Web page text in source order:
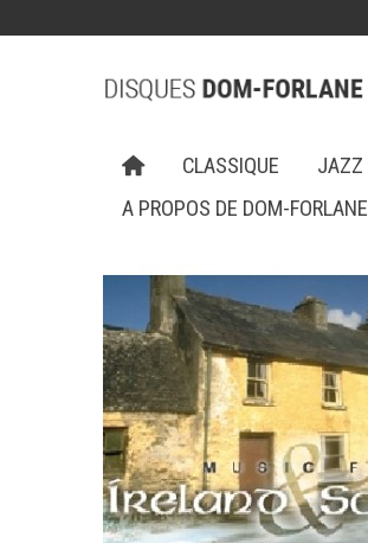
CLASSIQUE JAZZ
A PROPOS DE DOM-FORLANE